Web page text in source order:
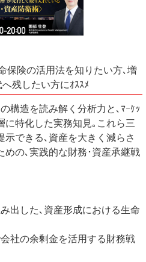
保険の活用法を知りたい方､増
残したい方にｵｽｽﾒ
構造を読み解く分析力と､ﾏｰｹｯ
に特化した実務知見｡これら三
できる､資産を大きく減らさ
めの､実践的な財務･資産承継戦
出した､資産形成における生命
社の余剰金を活用する財務戦